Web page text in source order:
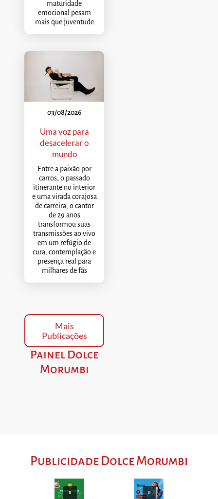
maturidade
emocional pesam
mais que juventude
03/08/2026
Uma voz para
desacelerar o
mundo
Entre a paixão por
carros, o passado
itinerante no interior
e uma virada corajosa
de carreira, o cantor
de 29 anos
transformou suas
transmissões ao vivo
em um refúgio de
cura, contemplação e
presença real para
milhares de fãs
Mais
Publicações
Painel Dolce
Morumbi
Publicidade Dolce Morumbi